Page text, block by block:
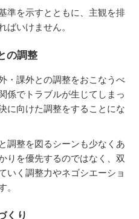
準を示すとともに、主観を排
ばいけません。
の調整
・課外との調整をおこなうべ
係でトラブルが生じてしまっ
に向けた調整をすることにな
調整を図るシーンも少なくあ
りを優先するのではなく、双
いく調整力やネゴシエーショ
。
くり